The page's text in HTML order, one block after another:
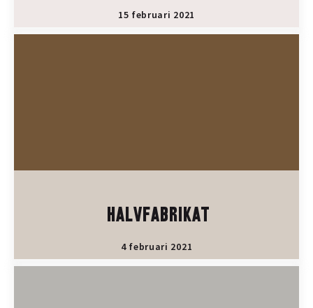
15 februari 2021
HALVFABRIKAT
4 februari 2021